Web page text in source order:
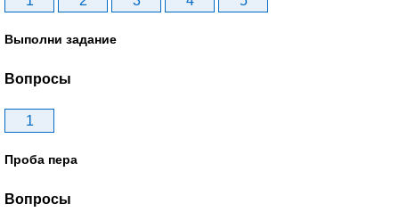
Выполни задание
Вопросы
1
Проба пера
Вопросы